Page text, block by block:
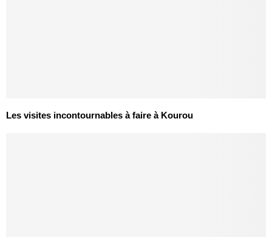
Les visites incontournables à faire à Kourou